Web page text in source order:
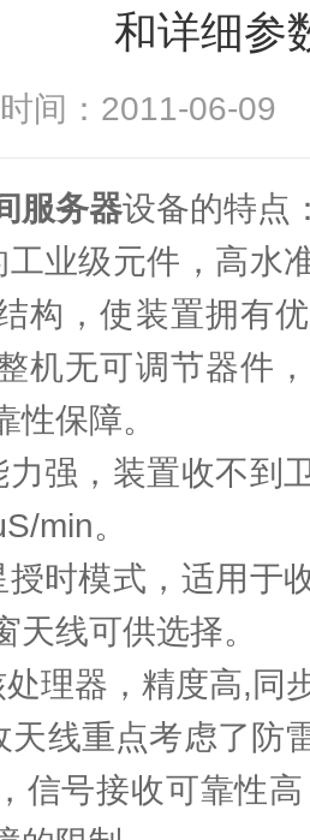
和详细参
时间：2011-06-
服务器设备的特点
工业级元件，高水
构，使装置拥有
机无可调节器件
性保障。
强，装置收不到
min。
时模式，适用于
天线可供选择。
理器，精度高,同
天线重点考虑了防
信号接收可靠性